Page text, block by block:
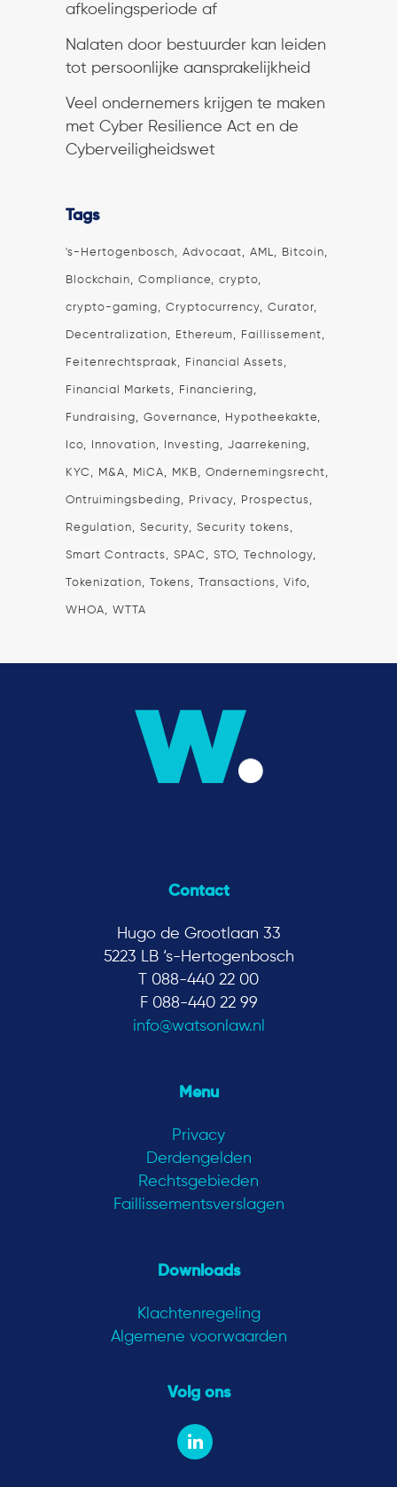
afkoelingsperiode af
Nalaten door bestuurder kan leiden
tot persoonlijke aansprakelijkheid
Veel ondernemers krijgen te maken
met Cyber Resilience Act en de
Cyberveiligheidswet
Tags
's-Hertogenbosch Advocaat AML Bitcoin
Blockchain Compliance crypto
crypto-gaming Cryptocurrency Curator
Decentralization Ethereum Faillissement
Feitenrechtspraak Financial Assets
Financial Markets Financiering
Fundraising Governance Hypotheekakte
Ico Innovation Investing Jaarrekening
KYC M&A MiCA MKB Ondernemingsrecht
Ontruimingsbeding Privacy Prospectus
Regulation Security Security tokens
Smart Contracts SPAC STO Technology
Tokenization Tokens Transactions Vifo
WHOA WTTA
Contact
Hugo de Grootlaan 33
5223 LB ‘s-Hertogenbosch
T 088-440 22 00
F 088-440 22 99
info@watsonlaw.nl
Menu
Privacy
Derdengelden
Rechtsgebieden
Faillissementsverslagen
Downloads
Klachtenregeling
Algemene voorwaarden
Volg ons